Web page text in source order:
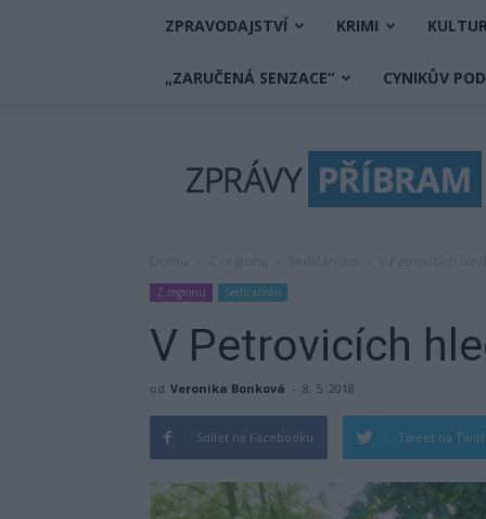
ZPRAVODAJSTVÍ KRIMI
„ZARUČENÁ SENZACE“ CYNIKŮV
Příbram
Z regionu Sedlčansko
V Petrovicích
od Veronika Bonková - 8. 5. 2018
Sdílet na Facebooku Tweet na